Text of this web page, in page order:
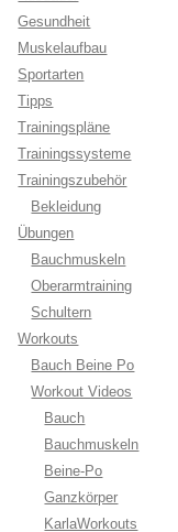
Gesundheit
Muskelaufbau
Sportarten
Tipps
Trainingspläne
Trainingssysteme
Trainingszubehör
Bekleidung
Übungen
Bauchmuskeln
Oberarmtraining
Schultern
Workouts
Bauch Beine Po
Workout Videos
Bauch
Bauchmuskeln
Beine-Po
Ganzkörper
KarlaWorkouts